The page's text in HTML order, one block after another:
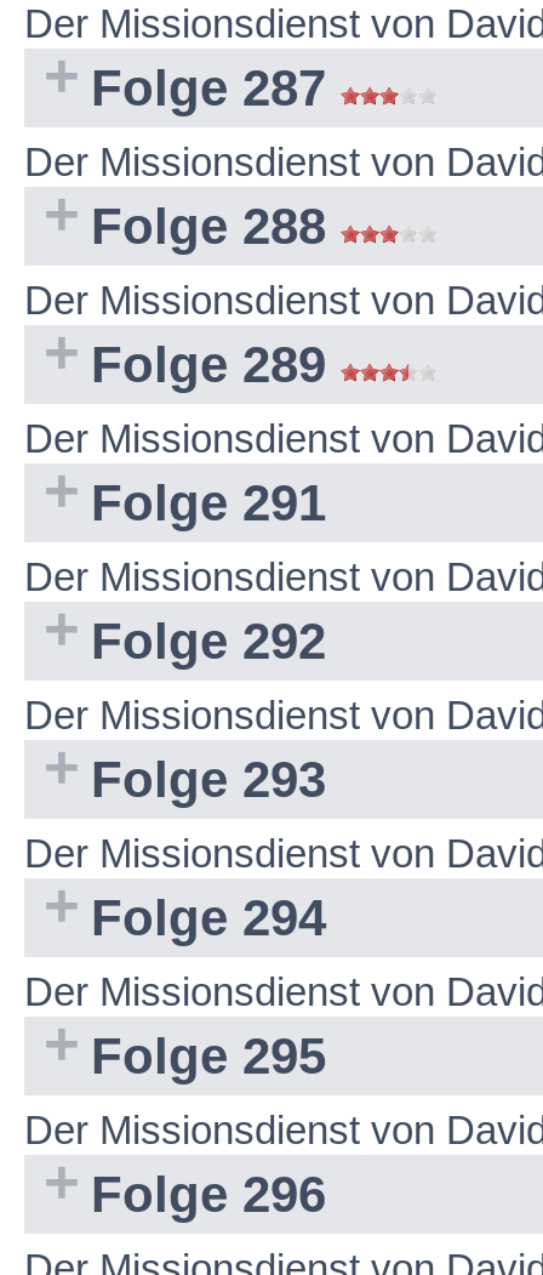
Der Missionsdienst von
Folge 287
Der Missionsdienst von
Folge 288
Der Missionsdienst von
Folge 289
Der Missionsdienst von
Folge 291
Der Missionsdienst von
Folge 292
Der Missionsdienst von
Folge 293
Der Missionsdienst von
Folge 294
Der Missionsdienst von
Folge 295
Der Missionsdienst von
Folge 296